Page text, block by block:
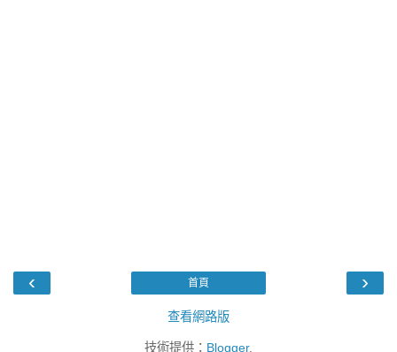
‹ ›
首頁
查看網路版
技術提供： Blogger.